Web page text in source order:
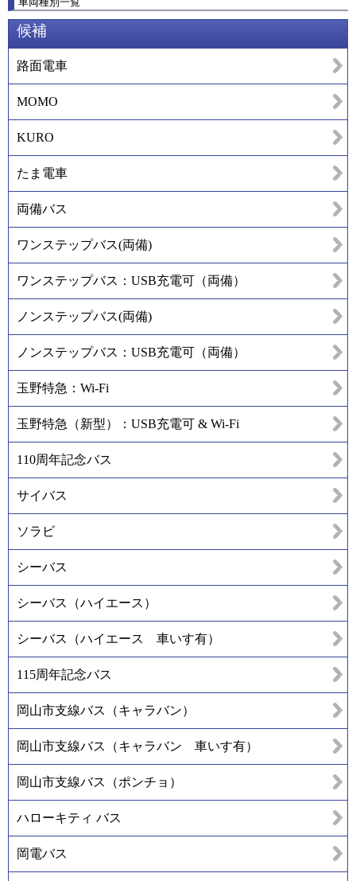
候補
路面電車
MOMO
KURO
たま電車
両備バス
ワンステップバス(両備)
ワンステップバス：USB充電可（両備）
ノンステップバス(両備)
ノンステップバス：USB充電可（両備）
玉野特急：Wi-Fi
玉野特急（新型）：USB充電可 & Wi-Fi
110周年記念バス
サイバス
ソラビ
シーバス
シーバス（ハイエース）
シーバス（ハイエース 車いす有）
115周年記念バス
岡山市支線バス（キャラバン）
岡山市支線バス（キャラバン 車いす有）
岡山市支線バス（ポンチョ）
ハローキティ バス
岡電バス